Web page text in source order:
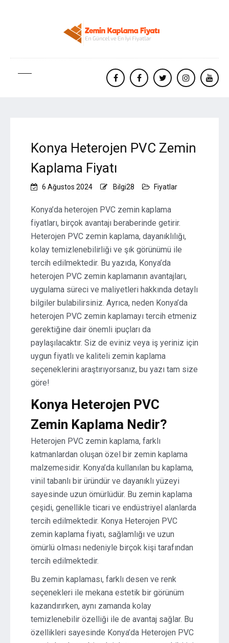
facebookFacebooktwitterinstagram
Konya Heterojen PVC Zemin
Kaplama Fiyatı
6 Ağustos 2024 Bilgi28 Fiyatlar
Konya’da heterojen PVC zemin kaplama
fiyatları, birçok avantajı beraberinde getirir.
Heterojen PVC zemin kaplama, dayanıklılığı,
kolay temizlenebilirliği ve şık görünümü ile
tercih edilmektedir. Bu yazıda, Konya’da
heterojen PVC zemin kaplamanın avantajları,
uygulama süreci ve maliyetleri hakkında detaylı
bilgiler bulabilirsiniz. Ayrıca, neden Konya’da
heterojen PVC zemin kaplamayı tercih etmeniz
gerektiğine dair önemli ipuçları da
paylaşılacaktır. Siz de eviniz veya iş yeriniz için
uygun fiyatlı ve kaliteli zemin kaplama
seçeneklerini araştırıyorsanız, bu yazı tam size
göre!
Konya Heterojen PVC
Zemin Kaplama Nedir?
Heterojen PVC zemin kaplama, farklı
katmanlardan oluşan özel bir zemin kaplama
malzemesidir. Konya’da kullanılan bu kaplama,
vinil tabanlı bir üründür ve dayanıklı yüzeyi
sayesinde uzun ömürlüdür. Bu zemin kaplama
çeşidi, genellikle ticari ve endüstriyel alanlarda
tercih edilmektedir. Konya Heterojen PVC
zemin kaplama fiyatı, sağlamlığı ve uzun
ömürlü olması nedeniyle birçok kişi tarafından
tercih edilmektedir.
Bu zemin kaplaması, farklı desen ve renk
seçenekleri ile mekana estetik bir görünüm
kazandırırken, aynı zamanda kolay
temizlenebilir özelliği ile de avantaj sağlar. Bu
özellikleri sayesinde Konya’da Heterojen PVC